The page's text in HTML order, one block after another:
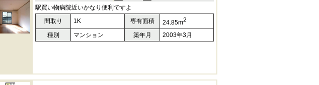
駅買い物病院近いかなり便利ですよ
間取り
1K 専有面積 24.85m2
種別 マンション 築年月 2003年3月